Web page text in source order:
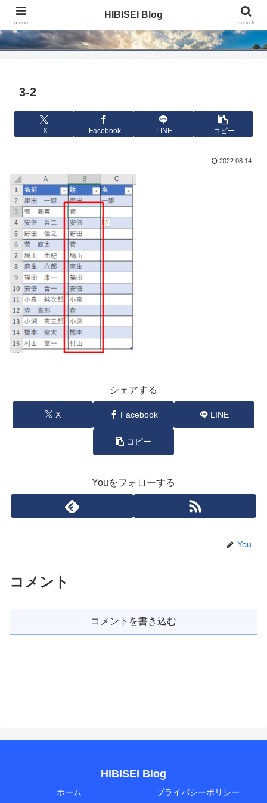
HIBISEI Blog
3-2
X Facebook LINE コピー
2022.08.14
シェアする
X Facebook LINE
コピー
Youをフォローする
You
コメント
コメントを書き込む
HIBISEI Blog
ホーム プライバシーポリシー
menu
HIBISEI Blog
search